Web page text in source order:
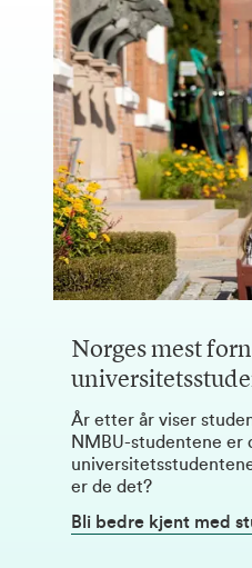
Norges mest
År etter år viser
NMBU-studentene er
er de det?
Bli bedre kjent med